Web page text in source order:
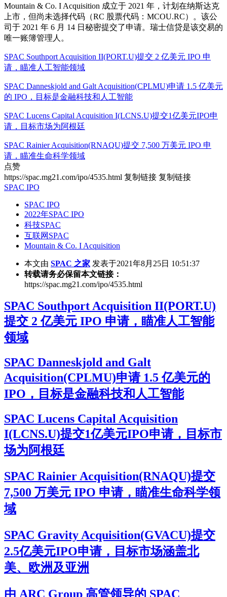
Mountain & Co. I Acquisition 成立于 2021 年，计划在纳斯达克
上市，但尚未选择代码（RC 股票代码：MCOU.RC）。该公
司于 2021 年 6 月 14 日秘密提交了申请。瑞士信贷是该交易的
唯一账簿管理人。
SPAC Southport Acquisition II(PORT.U)提交 2 亿美元 IPO 申
请，瞄准人工智能领域
SPAC Danneskjold and Galt Acquisition(CPLMU)申请 1.5 亿美元
的 IPO，目标是金融科技和人工智能
SPAC Lucens Capital Acquisition I(LCNS.U)提交1亿美元IPO申
请，目标市场为阿根廷
SPAC Rainier Acquisition(RNAQU)提交 7,500 万美元 IPO 申
请，瞄准生命科学领域
点赞
https://spac.mg21.com/ipo/4535.html 复制链接 复制链接
SPAC IPO
SPAC IPO
2022年SPAC IPO
科技SPAC
互联网SPAC
Mountain & Co. I Acquisition
本文由 SPAC 之家 发表于2021年8月25日 10:51:37
转载请务必保留本文链接：
https://spac.mg21.com/ipo/4535.html
SPAC Southport Acquisition II(PORT.U)
提交 2 亿美元 IPO 申请，瞄准人工智能
领域
SPAC Danneskjold and Galt
Acquisition(CPLMU)申请 1.5 亿美元的
IPO，目标是金融科技和人工智能
SPAC Lucens Capital Acquisition
I(LCNS.U)提交1亿美元IPO申请，目标市
场为阿根廷
SPAC Rainier Acquisition(RNAQU)提交
7,500 万美元 IPO 申请，瞄准生命科学领
域
SPAC Gravity Acquisition(GVACU)提交
2.5亿美元IPO申请，目标市场涵盖北
美、欧洲及亚洲
由 ARC Group 高管领导的 SPAC